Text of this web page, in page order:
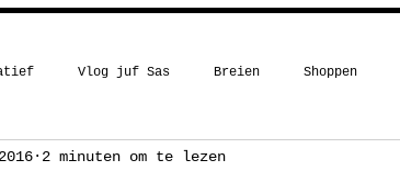
Vlog juf Sas Breien Shoppen
Kerst Boekentip Recept
2 minuten om te lezen